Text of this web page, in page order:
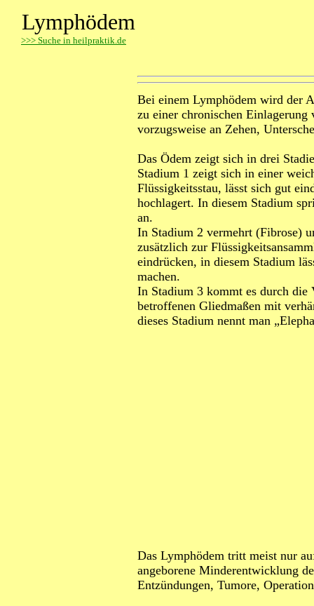
Lymphödem
>>> Suche in heilpraktik.de
Bei einem Lymphödem wird der
zu einer chronischen
vorzugsweise an Zehen,
Das Ödem zeigt sich in drei
Stadium 1 zeigt sich in einer
Flüssigkeitsstau, lässt sich gut
hochlagert. In diesem Stadium
an.
In Stadium 2 vermehrt (Fibrose)
zusätzlich zur
eindrücken, in diesem Stadium
machen.
In Stadium 3 kommt es durch die
betroffenen Gliedmaßen mit
dieses Stadium nennt man
Das Lymphödem tritt meist nur
angeborene Minderentwicklung
Entzündungen, Tumore,